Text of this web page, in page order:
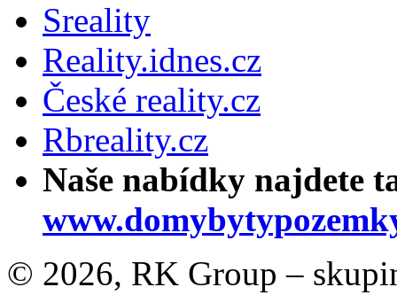
Sreality
Reality.idnes.cz
České reality.cz
Rbreality.cz
Naše nabídky najdete
© 2026, RK Group –